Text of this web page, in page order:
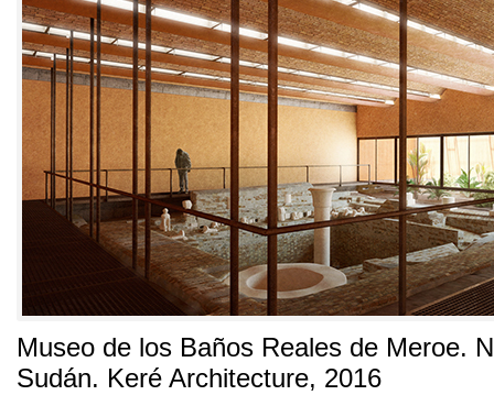
Museo de los Baños Reales de Meroe.
Sudán. Keré Architecture, 2016